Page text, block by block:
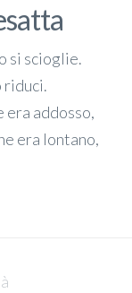
si scioglie.
riduci.
era addosso,
era lontano,